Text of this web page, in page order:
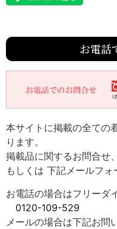
本サイトに掲載の全ての
ります。
掲載品に関するお問合せ
もしくは 下記メールフォ
お電話の場合はフリーダ
0120-109-529
メールの場合は下記お問
お電話